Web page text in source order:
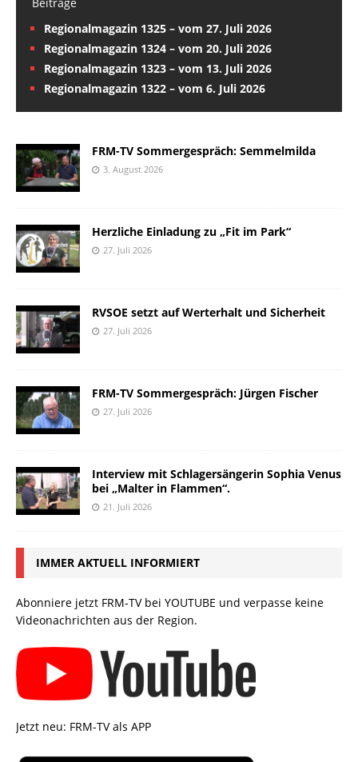
Regionalmagazin 1325 – vom 27. Juli 2026
Regionalmagazin 1324 – vom 20. Juli 2026
Regionalmagazin 1323 – vom 13. Juli 2026
Regionalmagazin 1322 – vom 6. Juli 2026
FRM-TV Sommergespräch: Semmelmilda
3. August 2026
Herzliche Einladung zu „Fit im Park“
27. Juli 2026
RVSOE setzt auf Werterhalt und Sicherheit
27. Juli 2026
FRM-TV Sommergespräch: Jürgen Fischer
27. Juli 2026
Interview mit Schlagersängerin Sophia Venus
bei „Malter in Flammen“.
21. Juli 2026
IMMER AKTUELL INFORMIERT
Abonniere jetzt FRM-TV bei YOUTUBE und verpasse keine
Videonachrichten aus der Region.
Jetzt neu: FRM-TV als APP